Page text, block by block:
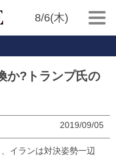
8/6(木)
か?トランプ氏の
2019/09/05
イランは対決姿勢一辺